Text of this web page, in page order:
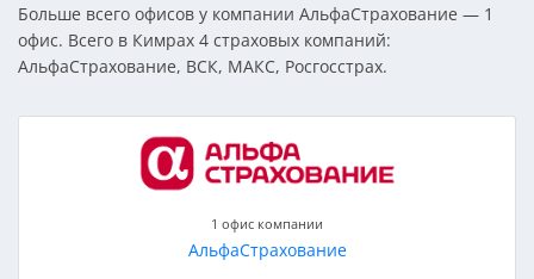
Больше всего офисов у компании АльфаСтрахование — 1
офис. Всего в Кимрах 4 страховых компаний:
АльфаСтрахование, ВСК, МАКС, Росгосстрах.
1 офис компании
АльфаСтрахование